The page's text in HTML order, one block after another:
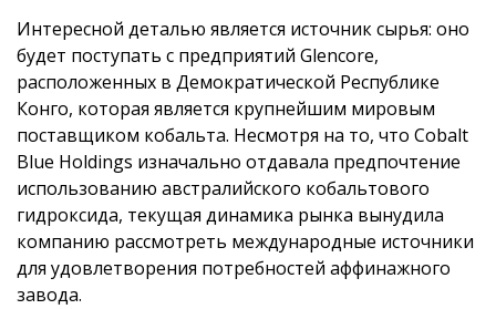
Интересной деталью является источник сырья: оно
будет поступать с предприятий Glencore,
расположенных в Демократической Республике
Конго, которая является крупнейшим мировым
поставщиком кобальта. Несмотря на то, что Cobalt
Blue Holdings изначально отдавала предпочтение
использованию австралийского кобальтового
гидроксида, текущая динамика рынка вынудила
компанию рассмотреть международные источники
для удовлетворения потребностей аффинажного
завода.